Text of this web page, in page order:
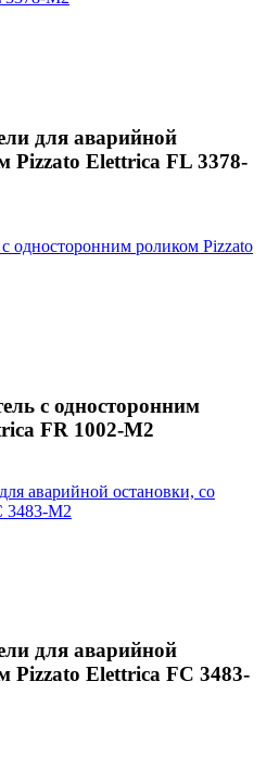
для аварийной
Pizzato Elettrica FL 3378-
с односторонним
FR 1002-M2
для аварийной
Pizzato Elettrica FC 3483-